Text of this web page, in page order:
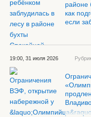
районе
как
если
19:00, 31 июля 2026